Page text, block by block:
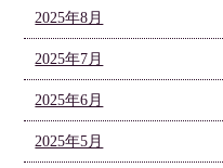
2025年8月
2025年7月
2025年6月
2025年5月